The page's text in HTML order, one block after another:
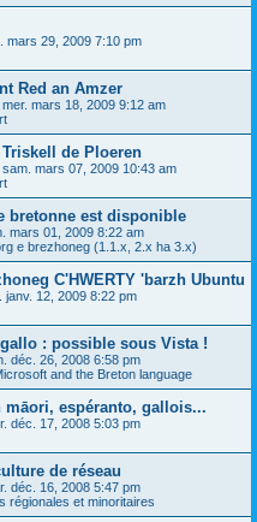
mars 29, 2009 7:10 pm
Red an Amzer
mer. mars 18, 2009 9:12 am
de Ploeren
sam. mars 07, 2009 10:43 am
bretonne est disponible
mars 01, 2009 8:22 am
e brezhoneg (1.1.x, 2.x ha 3.x)
C'HWERTY 'barzh Ubuntu
janv. 12, 2009 8:22 pm
: possible sous Vista !
déc. 26, 2008 6:58 pm
and the Breton language
espéranto, gallois...
déc. 17, 2008 5:03 pm
de réseau
déc. 16, 2008 5:47 pm
régionales et minoritaires